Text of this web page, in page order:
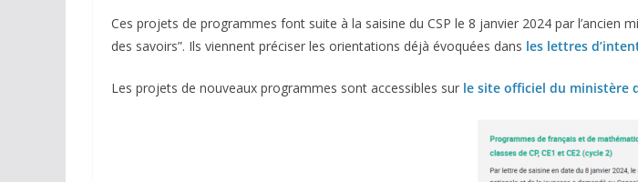
Ces projets de programmes font suite à la saisine du CSP le 8 janvier 2024 par l’ancien
des savoirs”. Ils viennent préciser les orientations déjà évoquées dans les lettres
Les projets de nouveaux programmes sont accessibles sur le site officiel du ministère